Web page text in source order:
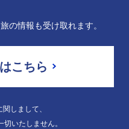
の情報も受け取れます。
こちら
しまして、
いたしません。